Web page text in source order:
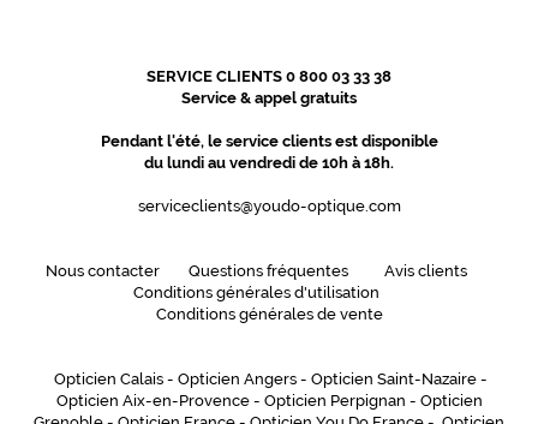
SERVICE CLIENTS 0 800 03 33 38
Service & appel gratuits
Pendant l'été, le service clients est disponible
du lundi au vendredi de 10h à 18h.
serviceclients@youdo-optique.com
Nous contacter Questions fréquentes
Avis clients
Conditions générales d'utilisation
Conditions générales de vente
Opticien Calais - Opticien Angers - Opticien Saint-Nazaire -
Opticien Aix-en-Provence- Opticien Perpignan - Opticien